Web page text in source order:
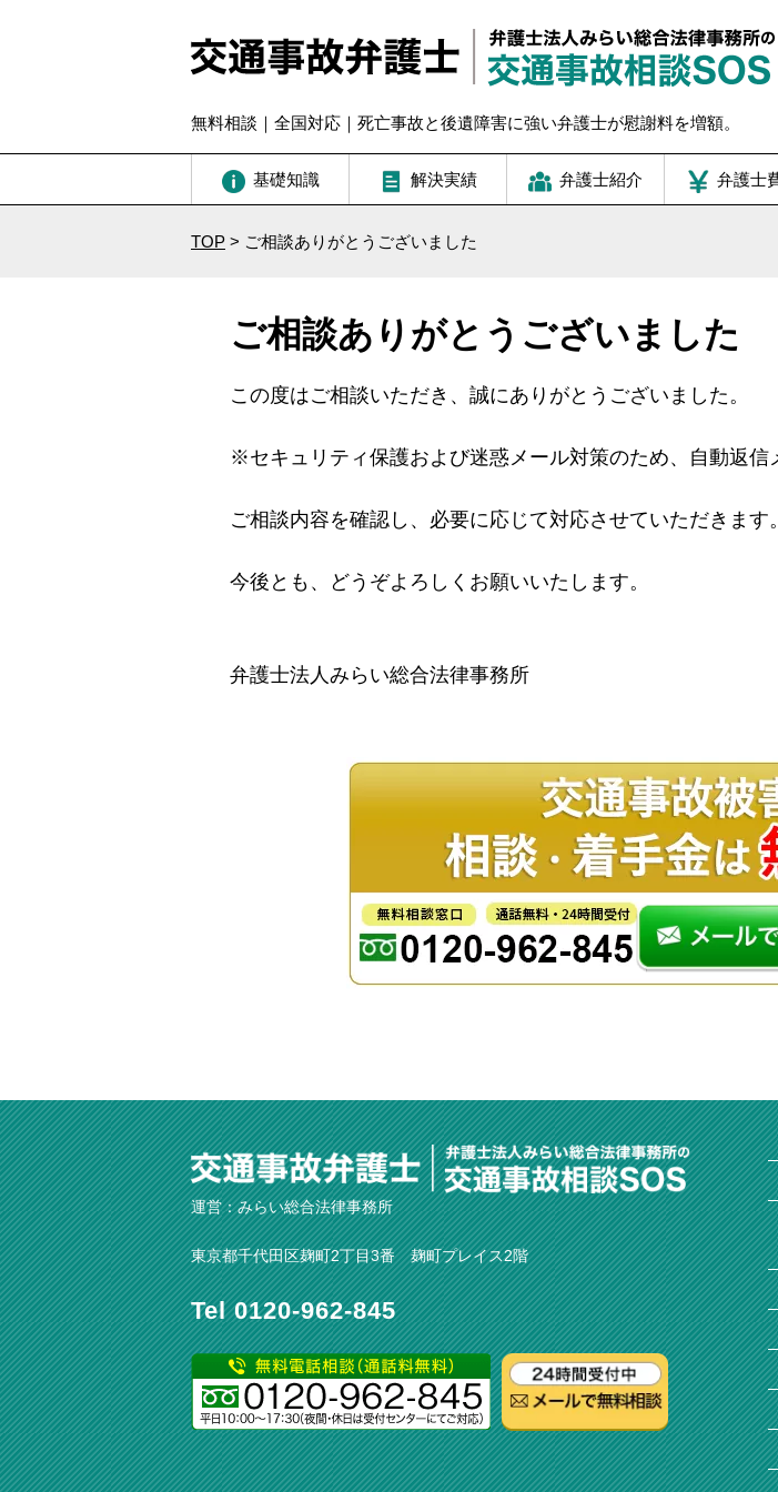
無料相談｜全国対応｜死亡事故と後遺障害に強い弁護士が慰謝料を増額。
基礎知識 解決実績 弁護士紹介 弁護士
TOP > ご相談ありがとうございました
ご相談ありがとうございました
この度はご相談いただき、誠にありがとうございました。
※セキュリティ保護および迷惑メール対策のため、自動返信
ご相談内容を確認し、必要に応じて対応させていただきます。
今後とも、どうぞよろしくお願いいたします。
弁護士法人みらい総合法律事務所
運営：みらい総合法律事務所
東京都千代田区麹町2丁目3番 麹町プレイス2階
Tel 0120-962-845